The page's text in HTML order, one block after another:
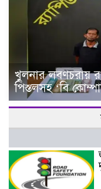
খুলনার লবণচরায়
পিস্তলসহ ‘বি